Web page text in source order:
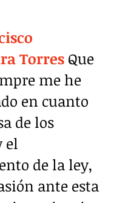
Torres Que
me he
en cuanto
de los
el
de la ley,
ante esta